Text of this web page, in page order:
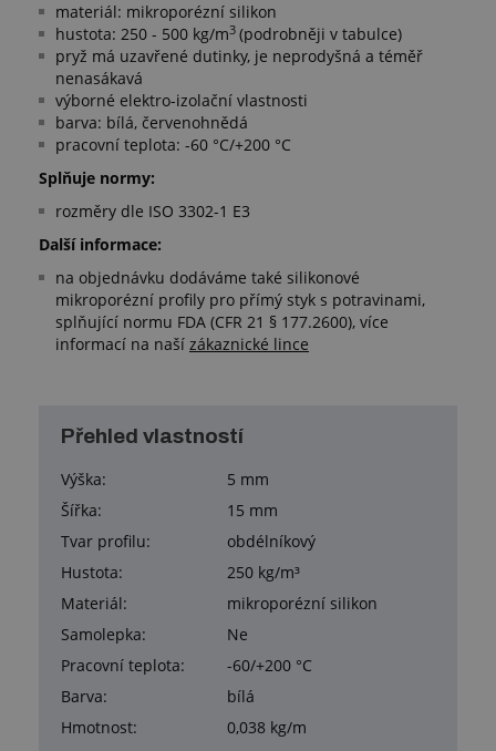
materiál: mikroporézní silikon
hustota: 250 - 500 kg/m3 (podrobněji v tabulce)
pryž má uzavřené dutinky, je neprodyšná a téměř
nenasákavá
výborné elektro-izolační vlastnosti
barva: bílá, červenohnědá
pracovní teplota: -60 °C/+200 °C
Splňuje normy:
rozměry dle ISO 3302-1 E3
Další informace:
na objednávku dodáváme také silikonové
mikroporézní profily pro přímý styk s potravinami,
splňující normu FDA (CFR 21 § 177.2600), více
informací na naší zákaznické lince
Přehled vlastností
Výška:
5 mm
Šířka:
15 mm
Tvar profilu:
obdélníkový
Hustota:
250 kg/m³
Materiál:
mikroporézní silikon
Samolepka:
Ne
Pracovní teplota:
-60/+200 °C
Barva:
bílá
Hmotnost:
0,038 kg/m